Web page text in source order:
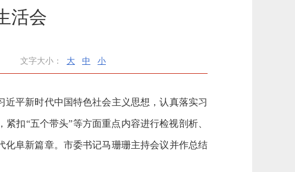
活会
文字大小： 大 中 小
平新时代中国特色社会主义思想，认真落实习
紧扣“五个带头”等方面重点内容进行检视剖析、
阜新篇章。市委书记马珊珊主持会议并作总结